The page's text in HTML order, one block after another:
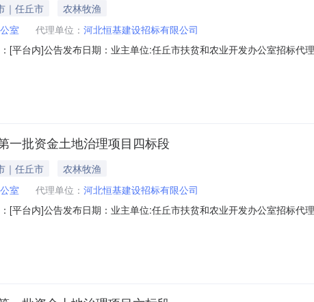
｜任丘市
农林牧渔
室 代理单位： 河北恒基建设招标有限公司
[平台内]公告发布日期：业主单位:任丘市扶贫和农业开发办公室招标
任丘市-->招标内容：-->任丘市2018年农业综合开发第一批资金土地治
一批资金土地治理项目四标段
｜任丘市
农林牧渔
室 代理单位： 河北恒基建设招标有限公司
[平台内]公告发布日期：业主单位:任丘市扶贫和农业开发办公室招标
任丘市-->招标内容：-->任丘市2018年农业综合开发第一批资金土地治